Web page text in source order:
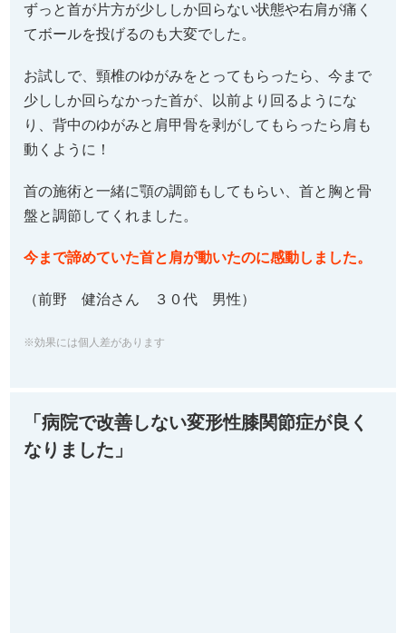
ずっと首が片方が少ししか回らない状態や右肩が痛く
てボールを投げるのも大変でした。
お試しで、頸椎のゆがみをとってもらったら、今まで
少ししか回らなかった首が、以前より回るようにな
り、背中のゆがみと肩甲骨を剥がしてもらったら肩も
動くように！
首の施術と一緒に顎の調節もしてもらい、首と胸と骨
盤と調節してくれました。
今まで諦めていた首と肩が動いたのに感動しました。
（前野 健治さん ３０代 男性）
※効果には個人差があります
「病院で改善しない変形性膝関節症が良く
なりました」